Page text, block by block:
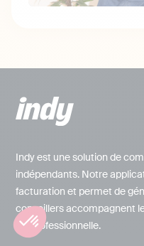
Indy est une solution de
indépendants. Notre
facturation et permet de
conseillers accompagnent
vie professionnelle.